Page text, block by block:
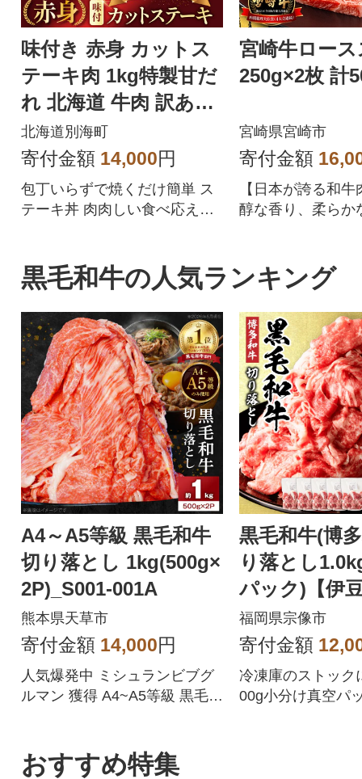
味付き 赤身 カットス
テーキ肉 1kg特製甘だ
れ 北海道 牛肉 訳あり
サイコロ 別海町 ふる
さと納税
北海道別海町
寄付金額 14,000円
包丁いらずで焼くだけ簡単 ス
テーキ丼 肉肉しい食べ応えが
宮崎牛ロー
250g×2枚 計
宮崎県宮崎市
寄付金額
【日本が誇る和
醇な香り、柔らか
黒毛和牛の人気ランキング
A4～A5等級 黒毛和牛
切り落とし 1kg(500g×
2P)_S001-001A
熊本県天草市
寄付金額 14,000円
人気爆発中 ミシュランビブグ
ルマン 獲得 A4~A5等級 黒毛和
程度お時間がかかる場合がご
黒毛和牛(博
り落とし
パック)【伊
店】_HA1511
福岡県宗像市
寄付金額
冷凍庫のストック
00g小分け真空パ
おすすめ特集